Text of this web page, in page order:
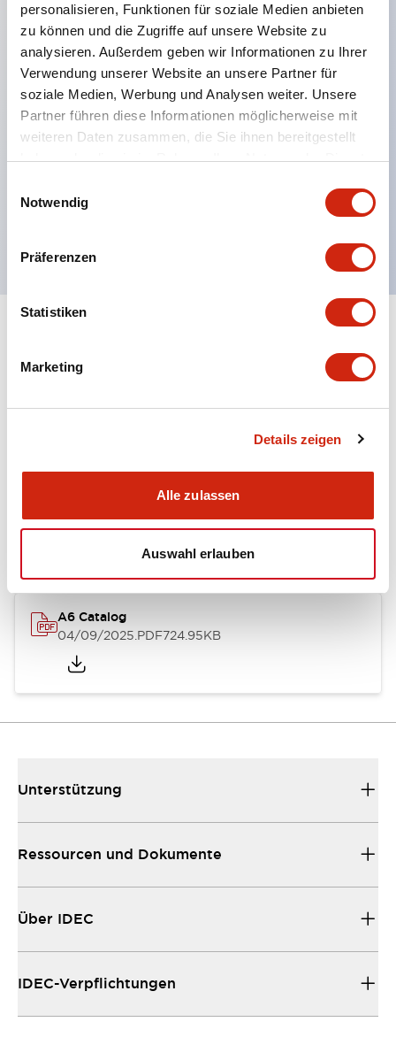
personalisieren, Funktionen für soziale Medien anbieten
zu können und die Zugriffe auf unsere Website zu
analysieren. Außerdem geben wir Informationen zu Ihrer
Verwendung unserer Website an unsere Partner für
soziale Medien, Werbung und Analysen weiter. Unsere
Partner führen diese Informationen möglicherweise mit
weiteren Daten zusammen, die Sie ihnen bereitgestellt
haben oder die sie im Rahmen Ihrer Nutzung der Dienste
Notwendig
Präferenzen
Statistiken
Marketing
Details zeigen
Alle zulassen
Auswahl erlauben
LED-Beleuchtungseinheit mit integriertem
strombegrenzendem Widerstand und Diode im
LED-Lampenkörper
Schutzarten IP40 und IP65 vollständig verfügbar
(IEC 60529)
UL- und CSA-zertifiziert. Entspricht EN (Europa)
Mit speziellem Zubehör leicht auf Φ22 Flash-
Other Specifications
Kataloge & Broschüren
A6 Catalog
04/09/2025.PDF724.95KB
Unterstützung
Ressourcen und Dokumente
Über IDEC
IDEC-Verpflichtungen